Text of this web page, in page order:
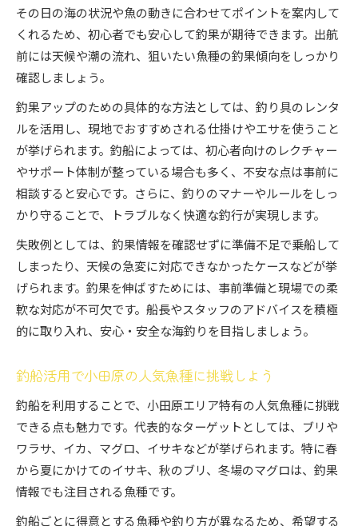
その日の海の状況や魚の動きに合わせてポイントを案内して
くれるため、初心者でも安心して釣果が期待できます。出航
前には天候や潮の流れ、狙いたい魚種の釣果傾向をしっかり
確認しましょう。
釣果アップのための具体的な方法としては、釣り具のレンタ
ルを活用し、現地でおすすめされる仕掛けやエサを使うこと
が挙げられます。釣船によっては、初心者向けのレクチャー
やサポート体制が整っている場合も多く、不安な点は事前に
相談すると安心です。さらに、釣りのマナーやルールをしっ
かり守ることで、トラブルなく快適な釣行が実現します。
失敗例としては、釣果情報を確認せずに準備不足で乗船して
しまったり、天候の急変に対応できなかったケースなどが挙
げられます。釣果を伸ばすためには、事前準備と現場での柔
軟な対応が不可欠です。船長やスタッフのアドバイスを積極
的に取り入れ、安心・安全な海釣りを目指しましょう。
釣船活用で小田原の人気魚種に挑戦しよう
釣船を利用することで、小田原エリア特有の人気魚種に挑戦
できる点も魅力です。代表的なターゲットとしては、ブリや
ワラサ、イカ、マグロ、イサキなどが挙げられます。特に春
から夏にかけてのイサキ、秋のブリ、冬場のマグロは、釣果
情報でも注目される魚種です。
釣船ごとに得意とする魚種や釣り方が異なるため、希望する